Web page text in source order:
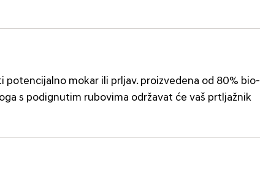
mokar ili prljav. proizvedena od 80% bio-
s podignutim rubovima održavat će vaš prtljažnik